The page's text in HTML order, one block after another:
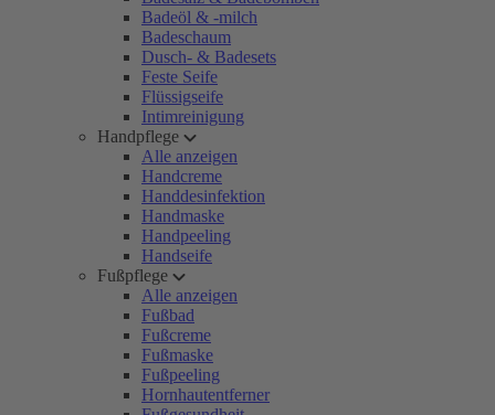
Badeöl & -milch
Badeschaum
Dusch- & Badesets
Feste Seife
Flüssigseife
Intimreinigung
Handpflege
Alle anzeigen
Handcreme
Handdesinfektion
Handmaske
Handpeeling
Handseife
Fußpflege
Alle anzeigen
Fußbad
Fußcreme
Fußmaske
Fußpeeling
Hornhautentferner